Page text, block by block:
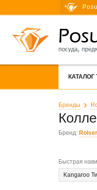
Бренды
Бренд: Rolser
Быстрая